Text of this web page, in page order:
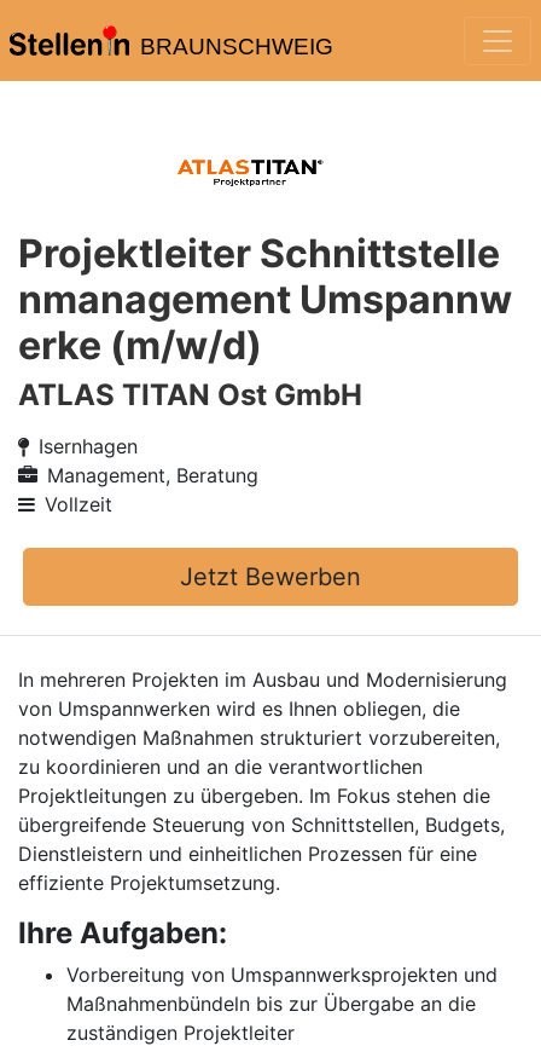
BRAUNSCHWEIG
Projektleiter Schnittstelle
nmanagement Umspannw
erke (m/w/d)
ATLAS TITAN Ost GmbH
Isernhagen
Management, Beratung
Vollzeit
Jetzt Bewerben
In mehreren Projekten im Ausbau und Modernisierung
von Umspannwerken wird es Ihnen obliegen, die
notwendigen Maßnahmen strukturiert vorzubereiten,
zu koordinieren und an die verantwortlichen
Projektleitungen zu übergeben. Im Fokus stehen die
übergreifende Steuerung von Schnittstellen, Budgets,
Dienstleistern und einheitlichen Prozessen für eine
effiziente Projektumsetzung.
Ihre Aufgaben:
Vorbereitung von Umspannwerksprojekten und
Maßnahmenbündeln bis zur Übergabe an die
zuständigen Projektleiter